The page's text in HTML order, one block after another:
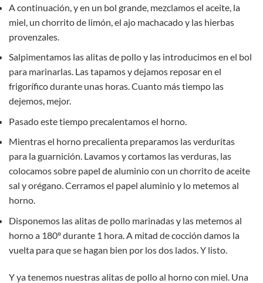
A continuación, y en un bol grande, mezclamos el aceite, la
miel, un chorrito de limón, el ajo machacado y las hierbas
provenzales.
Salpimentamos las alitas de pollo y las introducimos en el bol
para marinarlas. Las tapamos y dejamos reposar en el
frigorífico durante unas horas. Cuanto más tiempo las
dejemos, mejor.
Pasado este tiempo precalentamos el horno.
Mientras el horno precalienta preparamos las verduritas
para la guarnición. Lavamos y cortamos las verduras, las
colocamos sobre papel de aluminio con un chorrito de aceite
sal y orégano. Cerramos el papel aluminio y lo metemos al
horno.
Disponemos las alitas de pollo marinadas y las metemos al
horno a 180º durante 1 hora. A mitad de cocción damos la
vuelta para que se hagan bien por los dos lados. Y listo.
Y ya tenemos nuestras alitas de pollo al horno con miel. Una